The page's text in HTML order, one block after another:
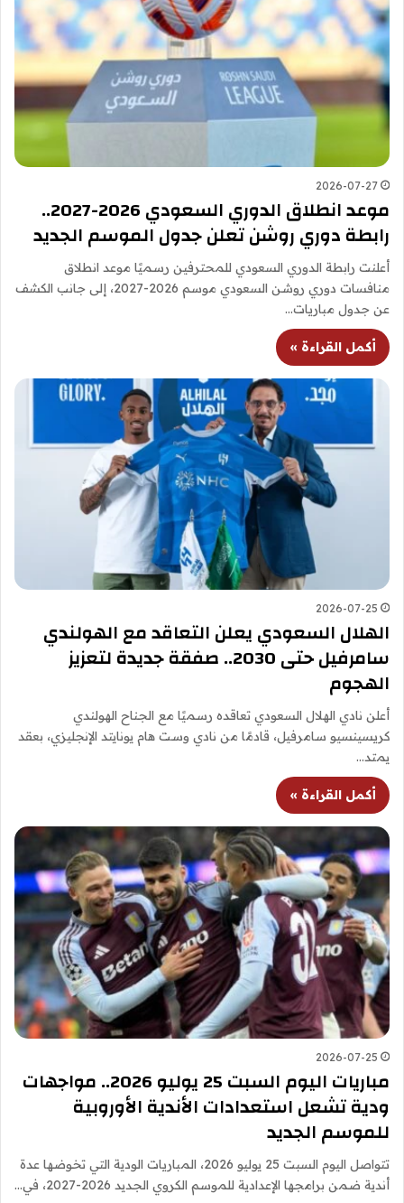
2026-07-27
موعد انطلاق الدوري السعودي 2026-2027..
رابطة دوري روشن تعلن جدول الموسم الجديد
أعلنت رابطة الدوري السعودي للمحترفين رسميًا موعد انطلاق
منافسات دوري روشن السعودي موسم 2026-2027، إلى جانب الكشف
عن جدول مباريات…
أكمل القراءة »
2026-07-25
الهلال السعودي يعلن التعاقد مع الهولندي
سامرفيل حتى 2030.. صفقة جديدة لتعزيز
الهجوم
أعلن نادي الهلال السعودي تعاقده رسميًا مع الجناح الهولندي
كريسينسيو سامرفيل، قادمًا من نادي وست هام يونايتد الإنجليزي، بعقد
يمتد…
أكمل القراءة »
2026-07-25
مباريات اليوم السبت 25 يوليو 2026.. مواجهات
ودية تشعل استعدادات الأندية الأوروبية
للموسم الجديد
تتواصل اليوم السبت 25 يوليو 2026، المباريات الودية التي تخوضها عدة
أندية ضمن برامجها الإعدادية للموسم الكروي الجديد 2026-2027، في…